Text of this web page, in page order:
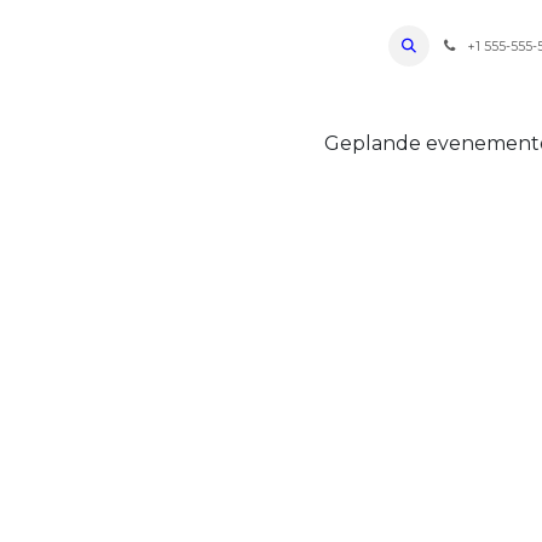
Bevoorradingen FAQ+1 555-555-
Geplande